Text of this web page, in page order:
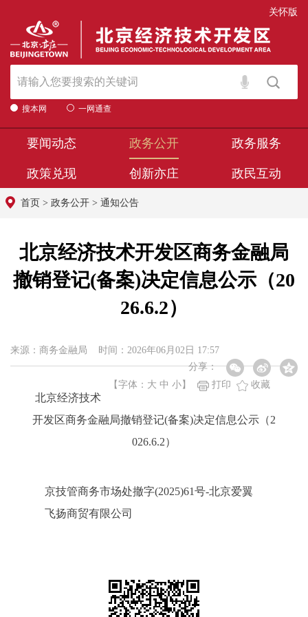
关怀版
搜本网 一网通查
要闻动态 政务公开 政务服务
政策兑现 创新亦庄 政民互动
首页 > 政务公开 > 通知公告
北京经济技术开发区商务金融局
撤销登记(备案)决定信息公示（20
26.6.2）
来源：商务金融局 时间：2026年06月02日 17:57
分享：
【字体： 大 中 小 】 打印 收藏
北京经济技术
开发区商务金融局撤销登记(备案)决定信息公示（2
026.6.2）
京技管商务市场处撤字(2025)61号-北京爱翼
飞扬商贸有限公司